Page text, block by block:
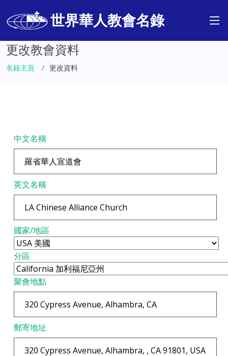
世界華人教會名錄
更改教會資料
名錄主頁 更改資料
中文名稱
英文名稱
國家/地區
分區
聚會地點
郵寄地址